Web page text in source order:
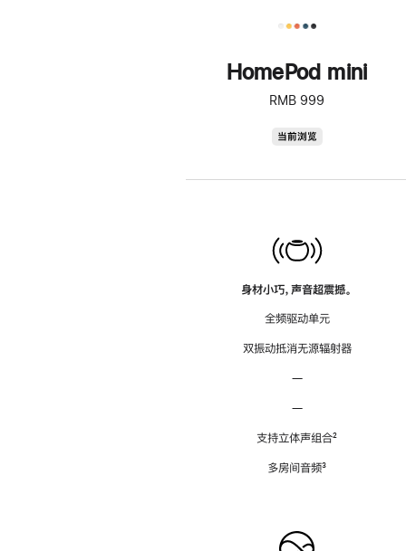
HomePod mini
RMB 999
当前浏览
身材小巧，声音超震撼。
全频驱动单元
双振动抵消无源辐射器
—
—
支持立体声组合脚
²
多房间音频脚
³